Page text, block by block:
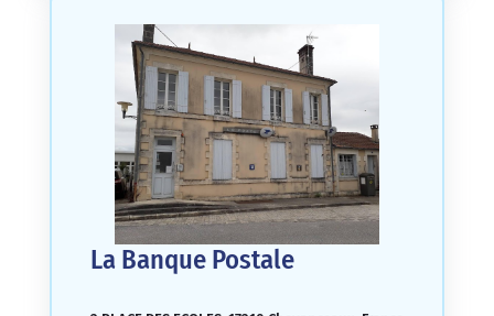
La Banque Postale